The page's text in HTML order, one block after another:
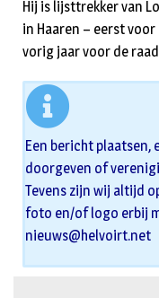
Hij is lijsttrekker van
in Haaren – eerst
vorig jaar voor de
Een bericht
doorgeven of
Tevens zijn wij altijd
foto en/of logo erbij
nieuws@helvoirt.net